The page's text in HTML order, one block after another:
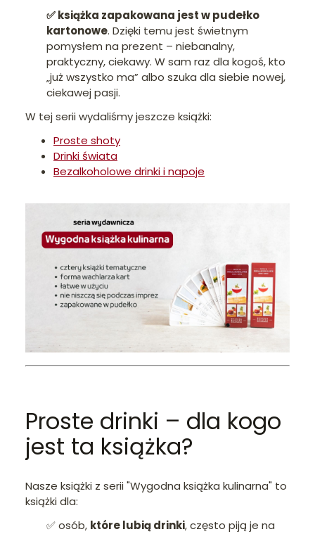
✅ książka zapakowana jest w pudełko
kartonowe. Dzięki temu jest świetnym
pomysłem na prezent – niebanalny,
praktyczny, ciekawy. W sam raz dla kogoś, kto
„już wszystko ma” albo szuka dla siebie nowej,
ciekawej pasji.
W tej serii wydaliśmy jeszcze książki:
Proste shoty
Drinki świata
Bezalkoholowe drinki i napoje
Proste drinki – dla kogo
jest ta książka?
Nasze książki z serii "Wygodna książka kulinarna" to
książki dla:
✅ osób, które lubią drinki, często piją je na